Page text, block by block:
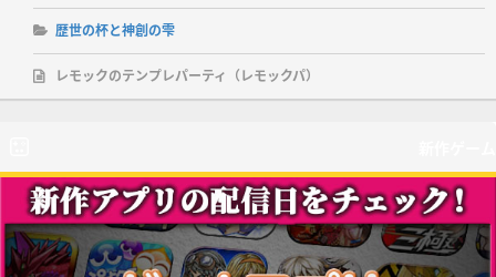
歴世の杯と神創の雫
レモックのテンプレパーティ（レモックパ）